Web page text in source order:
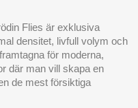
Flies är exklusiva
densitet, livfull volym och
för moderna,
där man vill skapa en
de mest försiktiga